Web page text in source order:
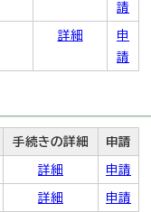
請
詳細
申
請
手続きの詳細 申請
詳細 申請
詳細 申請